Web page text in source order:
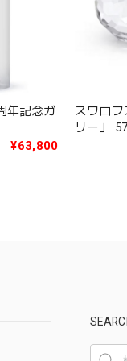
年記念ガ
¥63,800
スワロ
リー」